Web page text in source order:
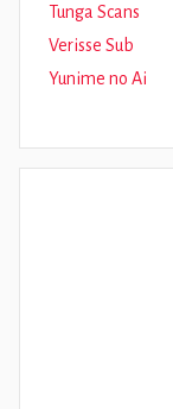
Tunga Scans
Verisse Sub
Yunime no Ai